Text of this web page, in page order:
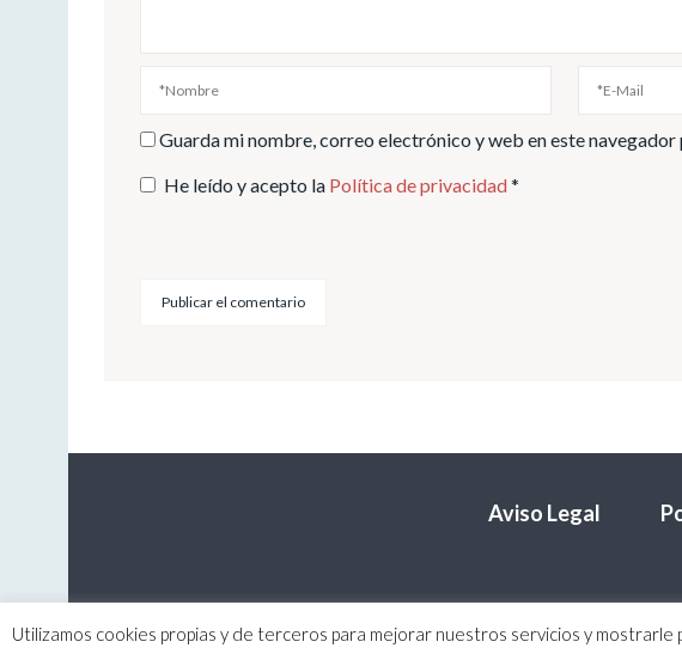
Guarda mi nombre, correo electrónico y web en este
He leído y acepto la Política de privacidad*
Aviso Legal
Utilizamos cookies propias y de terceros para mejorar nuestros servicios y